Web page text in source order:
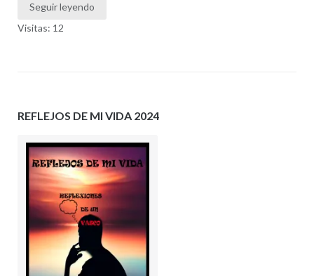
Seguir leyendo
Visitas: 12
REFLEJOS DE MI VIDA 2024